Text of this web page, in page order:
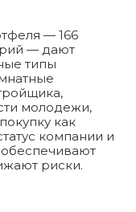
— 166
— дают
типы
молодежи,
как
компании и
обеспечивают
риски.